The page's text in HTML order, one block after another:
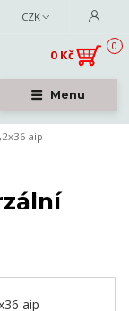
Menu
CZK
0
0 Kč
aip